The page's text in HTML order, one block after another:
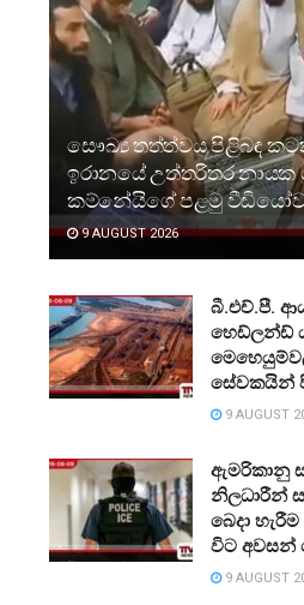
සෞඛ්‍ය තත්ත්වය පිළිබඳ
ඉරානයේ උත්තරීතර නායක
කම්නේයිගේ පළමු
9 AUGUST 2026
බී.එච්.පී.
හෙඩ්ලන්ඩ්
සේවකයින්
9 AUGUST
ඇමරිකානු
නිලධාරීන්
බෙදා
විට අවසන්
9 AUGUST